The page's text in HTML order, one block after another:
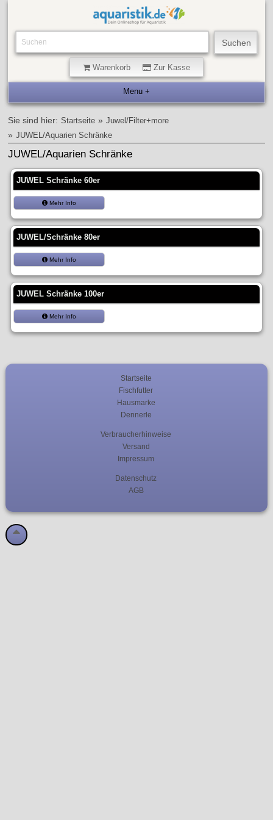
Warenkorb Zur Kasse
Sie sind hier: Startseite » Juwel/Filter+more
» JUWEL/Aquarien Schränke
JUWEL/Aquarien Schränke
JUWEL Schränke 60er
Mehr Info
JUWEL/Schränke 80er
Mehr Info
JUWEL Schränke 100er
Mehr Info
Startseite
Fischfutter
Hausmarke
Dennerle
Verbraucherhinweise
Versand
Impressum
Datenschutz
AGB